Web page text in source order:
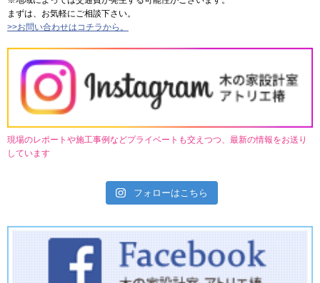
まずは、お気軽にご相談下さい。
>>お問い合わせはコチラから。
現場のレポートや施工事例などプライベートも交えつつ、最新の情報をお送り
しています
フォローはこちら